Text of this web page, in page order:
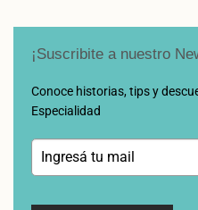
¡Suscribite a nuestro
Conoce historias, tips y
Especialidad